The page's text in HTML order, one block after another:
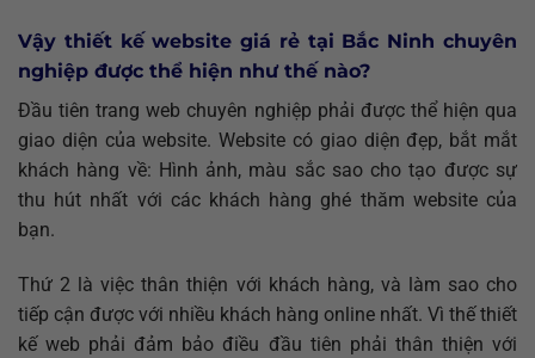
Vậy thiết kế website giá rẻ tại Bắc Ninh chuyên
nghiệp được thể hiện như thế nào?
Đầu tiên trang web chuyên nghiệp phải được thể hiện qua
giao diện của website. Website có giao diện đẹp, bắt mắt
khách hàng về: Hình ảnh, màu sắc sao cho tạo được sự
thu hút nhất với các khách hàng ghé thăm website của
bạn.
Thứ 2 là việc thân thiện với khách hàng, và làm sao cho
tiếp cận được với nhiều khách hàng online nhất. Vì thế thiết
kế web phải đảm bảo điều đầu tiên phải thân thiện với